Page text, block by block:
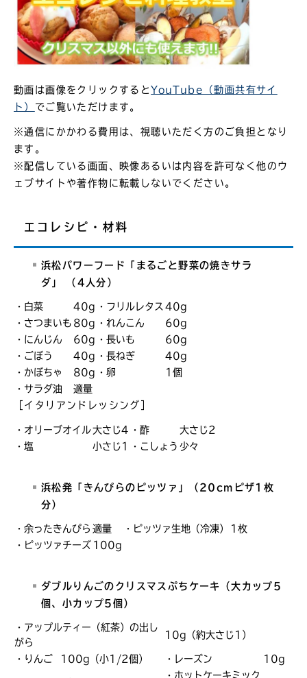
動画は画像をクリックするとYouTube（動画共有サイ
ト） でご覧いただけます。
※通信にかかわる費用は、視聴いただく方のご負担となり
ます。
※配信している画面、映像あるいは内容を許可なく他のウ
ェブサイトや著作物に転載しないでください。
エコレシピ・材料
浜松パワーフード「まるごと野菜の焼きサラ
ダ」 （4人分）
・白菜 40g ・フリルレタス 40g
・さつまいも 80g ・れんこん
60g
・にんじん
60g ・長いも
60g
・ごぼう
40g ・長ねぎ
40g
・かぼちゃ
80g ・卵
1個
・サラダ油
適量
［イタリアンドレッシング］
・オリーブオイル大さじ4 ・酢
大さじ2
・塩
小さじ1 ・こしょう 少々
浜松発「きんぴらのピッツァ」（20cmピザ1枚
分）
・余ったきんぴら 適量 ・ピッツァ生地（冷凍）
1枚
・ピッツァチーズ 100g
ダブルりんごのクリスマスぷちケーキ（大カップ5
個、小カップ5個）
・アップルティー（紅茶）の出し
がら
10g（約大さじ1）
・りんご 100g（小1/2個） ・レーズン
10g
・ホットケーキミック